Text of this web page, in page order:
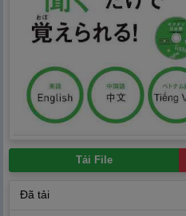
Tải File
Đã tải